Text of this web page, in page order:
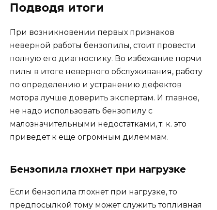
Подводя итоги
При возникновении первых признаков
неверной работы бензопилы, стоит провести
полную его диагностику. Во избежание порчи
пилы в итоге неверного обслуживания, работу
по определению и устранению дефектов
мотора лучше доверить экспертам. И главное,
не надо использовать бензопилу с
малозначительными недостатками, т. к. это
приведет к еще огромным дилеммам.
Бензопила глохнет при нагрузке
Если бензопила глохнет при нагрузке, то
предпосылкой тому может служить топливная